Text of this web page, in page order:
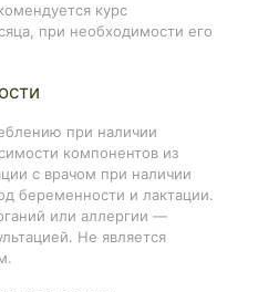
курс
при необходимости его
при наличии
компонентов из
с врачом при наличии
беременности и лактации.
или аллергии —
Не является